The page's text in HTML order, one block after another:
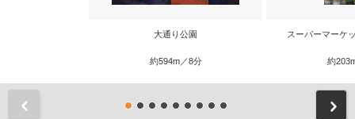
大通り公園
約594m／8分
スーパーマーケ
約